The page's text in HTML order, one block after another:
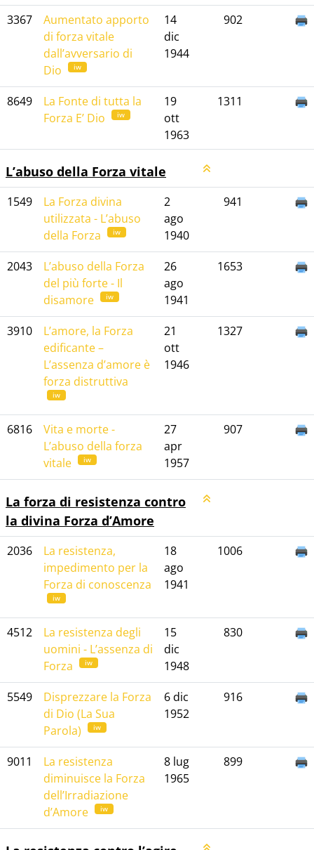
3367
Aumentato apporto
di forza vitale
dall’avversario di
Dio
iw
14
dic
1944
902
8649
La Fonte di tutta la
Forza E’ Dio
iw
19
ott
1963
1311
L’abuso della Forza vitale
1549
La Forza divina
utilizzata - L’abuso
della Forza
iw
2
ago
1940
941
2043
L’abuso della Forza
del più forte - Il
disamore
iw
26
ago
1941
1653
3910
L’amore, la Forza
edificante –
L’assenza d’amore è
forza distruttiva
iw
21
ott
1946
1327
6816
Vita e morte -
L’abuso della forza
vitale
iw
27
apr
1957
907
La forza di resistenza contro
la divina Forza d’Amore
2036
La resistenza,
impedimento per la
Forza di conoscenza
iw
18
ago
1941
1006
4512
La resistenza degli
uomini - L’assenza di
Forza
iw
15
dic
1948
830
5549
Disprezzare la Forza
di Dio (La Sua
Parola)
iw
6 dic
1952
916
9011
La resistenza
diminuisce la Forza
dell’Irradiazione
d’Amore
iw
8 lug
1965
899